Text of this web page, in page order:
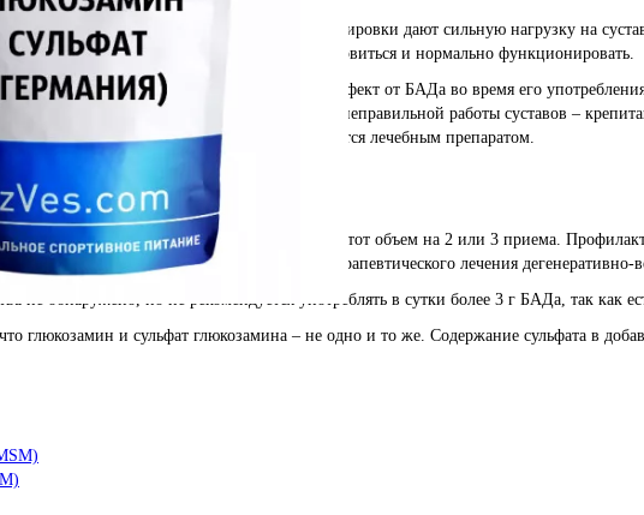
тяжелая атлетика и прочие интенсивные тренировки дают сильную нагрузку на
требуется больше глюкозамина, чтобы восстановиться и нормально функционировать.
которые показали положительный эффект от БАДа во время его
комплексе с хондротином. Первые признаки неправильной работы суставов –
в целях профилактики, так как он не является лечебным препаратом.
и побочные эффекты
до 1,5 г сульфата глюкозамина, лучше делить этот объем на 2 или 3 приема.
может быть частью медикаментозного и терапевтического лечения дегенеративно-
не обнаружено, но не рекомендуется употреблять в сутки более 3 г БАДа, так как
глюкозамин и сульфат глюкозамина – не одно и то же. Содержание сульфата в